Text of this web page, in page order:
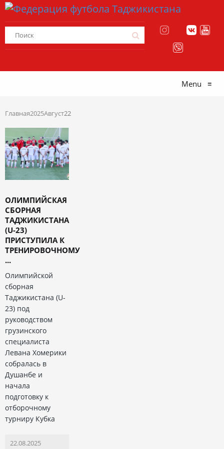
Menu ≡
Главная2025Август22
ОЛИМПИЙСКАЯ
СБОРНАЯ
ТАДЖИКИСТАНА
(U-23)
ПРИСТУПИЛА К
ТРЕНИРОВОЧНОМУ
...
Олимпийской
сборная
Таджикистана (U-
23) под
руководством
грузинского
специалиста
Левана Хомерики
собралась в
Душанбе и
начала
подготовку к
отборочному
турниру Кубка
22.08.2025